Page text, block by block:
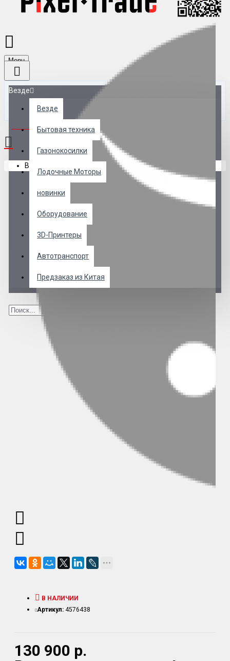
Menu
Везде
Везде
Бытовая техника
Газонокосилки
Лодочные Моторы
новинки
Оборудование
3D-Принтеры
Автотранспорт
Предзаказ из Китая
0 товар(ов) - 0 р.
В корзине пусто!
130 900 р.
В НАЛИЧИИ
Артикул: 4576438